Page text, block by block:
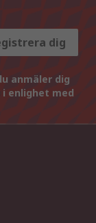
dig
anmäler dig
enlighet med